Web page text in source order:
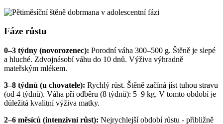
Fáze růstu
0–3 týdny (novorozenec): Porodní váha 300–500 g. Štěně je slepé
a hluché. Zdvojnásobí váhu do 10 dnů. Výživa výhradně
mateřským mlékem.
3–8 týdnů (u chovatele): Rychlý růst. Štěně začíná jíst tuhou stravu
(od 4 týdnů). Váha při odběru (8 týdnů): 5–9 kg. V tomto období je
důležitá kvalitní výživa matky.
2–6 měsíců (intenzivní růst): Nejrychlejší období růstu - přibližně